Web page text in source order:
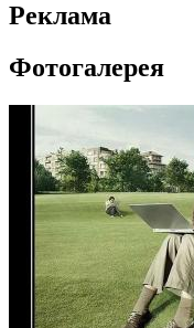
Реклама
Фотогалерея